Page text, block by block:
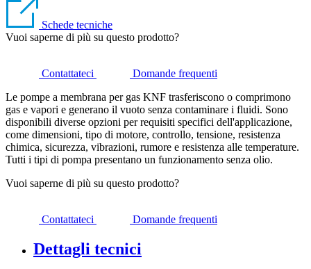
Schede tecniche
Vuoi saperne di più su questo prodotto?
Contattateci
Domande frequenti
Le pompe a membrana per gas KNF trasferiscono o comprimono
gas e vapori e generano il vuoto senza contaminare i fluidi. Sono
disponibili diverse opzioni per requisiti specifici dell'applicazione,
come dimensioni, tipo di motore, controllo, tensione, resistenza
chimica, sicurezza, vibrazioni, rumore e resistenza alle temperature.
Tutti i tipi di pompa presentano un funzionamento senza olio.
Vuoi saperne di più su questo prodotto?
Contattateci Domande frequenti
Dettagli tecnici